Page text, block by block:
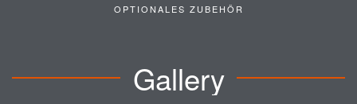
OPTIONALES ZUBEHÖR
Gallery